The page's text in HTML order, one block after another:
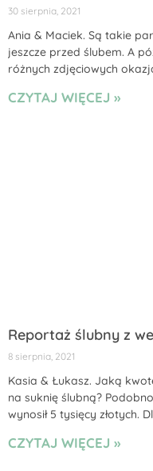
30 sierpnia, 2021
Ania & Maciek. Są takie
jeszcze przed ślubem. A
różnych zdjęciowych
CZYTAJ WIĘCEJ »
Reportaż ślubny z
8 sierpnia, 2021
Kasia & Łukasz. Jaką
na suknię ślubną?
wynosił 5 tysięcy złotych.
CZYTAJ WIĘCEJ »